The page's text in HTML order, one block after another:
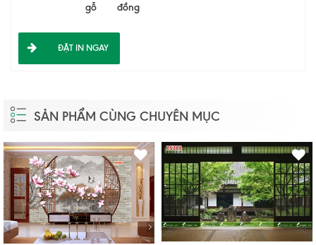
gỗ
đồng
ĐẶT IN NGAY
SẢN PHẨM CÙNG CHUYÊN MỤC